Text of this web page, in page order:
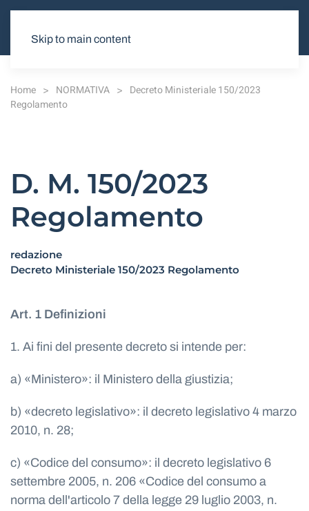
Skip to main content
Home NORMATIVA
Decreto Ministeriale 150/2023
Regolamento
D. M. 150/2023
Regolamento
redazione
Decreto Ministeriale 150/2023 Regolamento
Art. 1 Definizioni
1. Ai fini del presente decreto si intende per:
a) «Ministero»: il Ministero della giustizia;
b) «decreto legislativo»: il decreto legislativo 4 marzo
2010, n. 28;
c) «Codice del consumo»: il decreto legislativo 6
settembre 2005, n. 206 «Codice del consumo a
norma dell'articolo 7 della legge 29 luglio 2003, n.